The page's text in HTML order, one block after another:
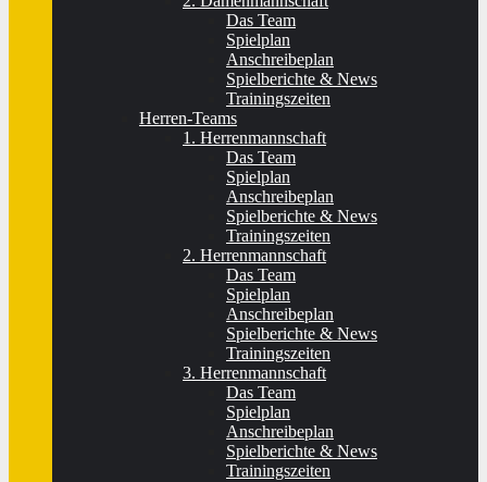
Das Team
Spielplan
Anschreibeplan
Spielberichte & News
Trainingszeiten
Herren-Teams
1. Herrenmannschaft
Das Team
Spielplan
Anschreibeplan
Spielberichte & News
Trainingszeiten
2. Herrenmannschaft
Das Team
Spielplan
Anschreibeplan
Spielberichte & News
Trainingszeiten
3. Herrenmannschaft
Das Team
Spielplan
Anschreibeplan
Spielberichte & News
Trainingszeiten